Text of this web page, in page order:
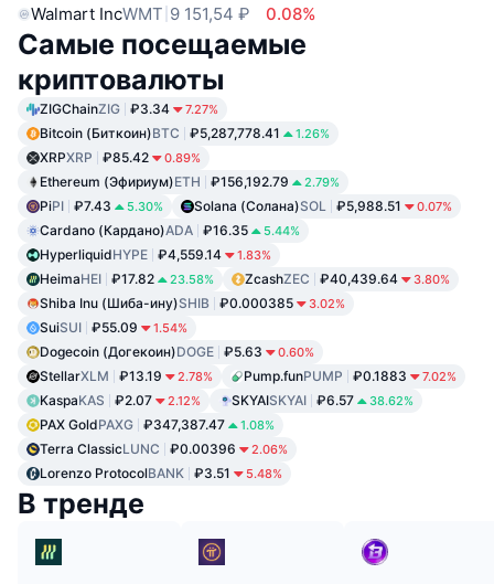
Walmart IncWMT 9 151,54 ₽ 0.08%
Самые посещаемые
криптовалюты
ZIGChainZIG ₽3.34 7.27%
Bitcoin (Биткоин)BTC ₽5,287,778.41 1.26%
XRPXRP ₽85.42 0.89%
Ethereum (Эфириум)ETH ₽156,192.79 2.79%
PiPI ₽7.43 5.30% Solana (Солана)SOL ₽5,988.51 0.07%
Cardano (Кардано)ADA ₽16.35 5.44%
HyperliquidHYPE ₽4,559.14 1.83%
HeimaHEI ₽17.82 23.58% ZcashZEC ₽40,439.64 3.80%
Shiba Inu (Шиба-ину)SHIB ₽0.000385 3.02%
SuiSUI ₽55.09 1.54%
Dogecoin (Догекоин)DOGE ₽5.63 0.60%
StellarXLM ₽13.19 2.78% Pump.funPUMP ₽0.1883 7.02%
KaspaKAS ₽2.07 2.12% SKYAISKYAI ₽6.57 38.62%
PAX GoldPAXG ₽347,387.47 1.08%
Terra ClassicLUNC ₽0.00396 2.06%
Lorenzo ProtocolBANK ₽3.51 5.48%
В тренде